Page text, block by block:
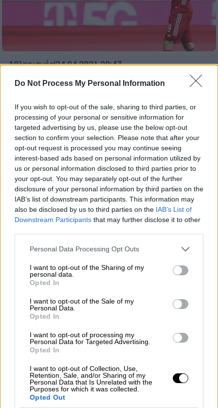
Do Not Process My Personal Information
If you wish to opt-out of the sale, sharing to third parties, or
processing of your personal or sensitive information for
targeted advertising by us, please use the below opt-out
section to confirm your selection. Please note that after your
opt-out request is processed you may continue seeing
interest-based ads based on personal information utilized by
us or personal information disclosed to third parties prior to
your opt-out. You may separately opt-out of the further
disclosure of your personal information by third parties on the
IAB’s list of downstream participants. This information may
also be disclosed by us to third parties on the IAB’s List of
Downstream Participants that may further disclose it to other
Please note that this website/app uses one or more Google
not limited to your visit or usage behaviour. You may click to
grant or deny consent to Google and its third-party tags to
use your data for below specified purposes in below Google
consent section.
Personal Data Processing Opt Outs
I want to opt-out of the Sharing of my
personal data.
Opted In
I want to opt-out of the Sale of my
Personal Data.
Opted In
I want to opt-out of processing my
Personal Data for Targeted Advertising.
Opted In
I want to opt-out of Collection, Use,
Retention, Sale, and/or Sharing of my
Personal Data that Is Unrelated with the
Purposes for which it was collected.
Opted Out
Αθλητισμός|24.04.2021 20:47
Ο Λεβαντόβσκι επέστρεψε με γκολ και
κυνηγά μυθικό ρεκόρ του Γκερντ Μίλερ
Ο εκπληκτικός Πολωνός θέλει τέσσερα
γκολ στα επόμενα τρία παιχνίδια για να
ισοφαρίσει την επίδοση του Γκερντ Μίλερ
ΑΛΛΑ #TAGS
Μπάγερν Μονάχου
Bundesliga
Ρόμπερτ Λεβαντόφσκι
Γκλάντμπαχ
Μάιντς
Μπορούσια Ντόρτμουντ
Λειψία